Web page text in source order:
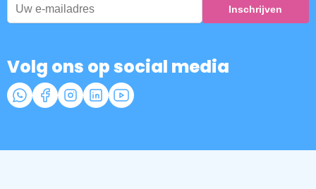
Volg ons op social media